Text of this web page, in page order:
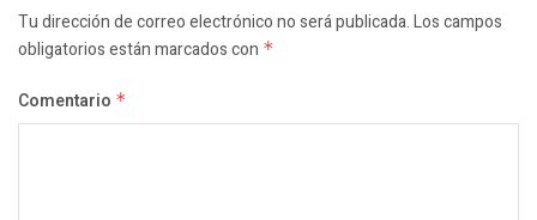
Tu dirección de correo electrónico no será publicada.Los campos
obligatorios están marcados con *
Comentario *